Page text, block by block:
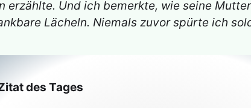
erzählte. Und ich bemerkte, wie seine
Lächeln. Niemals zuvor spürte ich
des Tages